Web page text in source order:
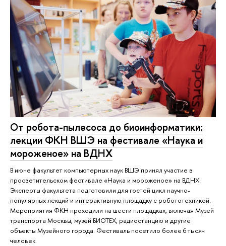
От робота-пылесоса до биоинформатики:
лекции ФКН ВШЭ на фестивале «Наука и
мороженое» на ВДНХ
В июне факультет компьютерных наук ВШЭ принял участие в
просветительском фестивале «Наука и мороженое» на ВДНХ.
Эксперты факультета подготовили для гостей цикл научно-
популярных лекций и интерактивную площадку с робототехникой.
Мероприятия ФКН проходили на шести площадках, включая Музей
транспорта Москвы, музей БИОТЕХ, радиостанцию и другие
объекты Музейного города. Фестиваль посетило более 6 тысяч
человек.